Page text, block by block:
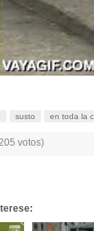
susto en toda la
votos)